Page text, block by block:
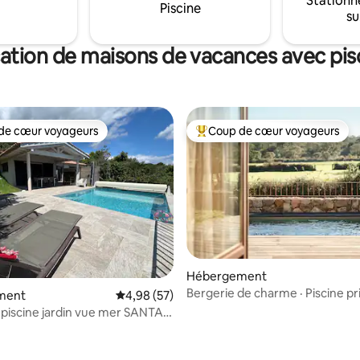
SANS VIS À VIS. VUE MER
Piscine
de maisons de vacances avec
la base de 25 commentaires : 4,96 sur 5
cœur voyageurs les plus appréciés
cœur voyageurs
Évaluation moyenne sur la base de 57
4,98 (57)
jardin vue mer SANTA
Coups de cœur voyageurs les
Coup de cœur voyageurs
Hébergement
Bergerie de charme · Piscine